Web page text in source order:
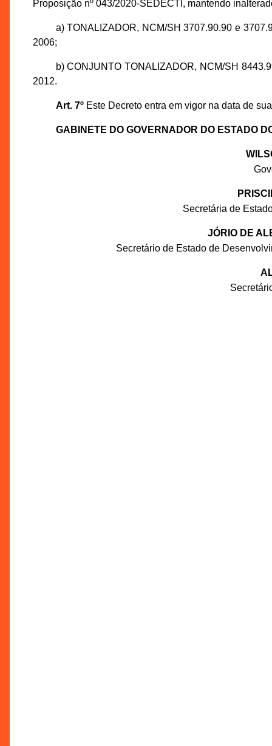
Proposição nº 043/2020-SEDECTI, mantendo
a) TONALIZADOR, NCM/SH 3707.90.90 e
2006;
b) CONJUNTO TONALIZADOR, NCM/SH
2012.
Art. 7ºEste Decreto entra em vigor na data de
GABINETE DO GOVERNADOR DO ESTADO
Secretária de
JÓRIO DE
Secretário de Estado de